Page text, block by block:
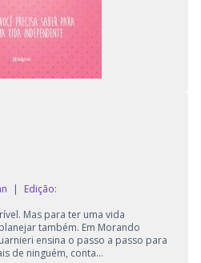
|
Edição:
Mas para ter uma vida
também. Em Morando
ensina o passo a passo para
de ninguém, conta...